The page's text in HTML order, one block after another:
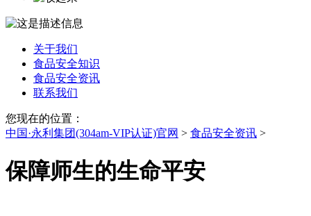
关于我们
食品安全知识
食品安全资讯
联系我们
您现在的位置：
中国·永利集团(304am-VIP认证)官网 > 食品安全资讯 >
保障师生的生命平安